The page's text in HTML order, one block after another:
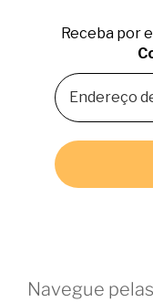
Receba por
Navegue